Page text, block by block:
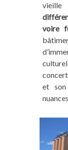
voire
culturel
et son